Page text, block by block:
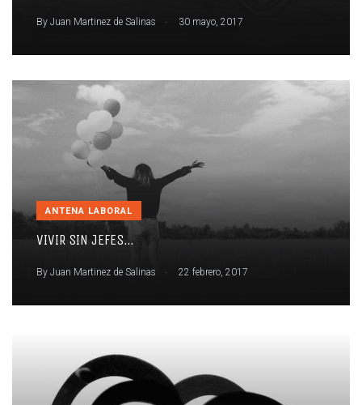
By Juan Martinez de Salinas . 30 mayo, 2017
ANTENA LABORAL
VIVIR SIN JEFES…
By Juan Martinez de Salinas . 22 febrero, 2017